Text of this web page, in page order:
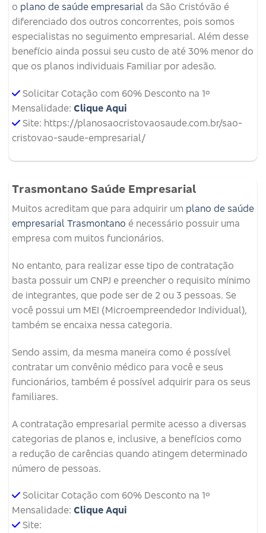
o plano de saúde empresarial da São Cristóvão é
diferenciado dos outros concorrentes, pois somos
especialistas no seguimento empresarial. Além desse
benefício ainda possui seu custo de até 30% menor do
que os planos individuais Familiar por adesão.
Solicitar Cotação com 60% Desconto na 1º
Mensalidade: Clique Aqui
Site: https://planosaocristovaosaude.com.br/sao-
cristovao-saude-empresarial/
Trasmontano Saúde Empresarial
Muitos acreditam que para adquirir um plano de saúde
empresarial Trasmontano é necessário possuir uma
empresa com muitos funcionários.
No entanto, para realizar esse tipo de contratação
basta possuir um CNPJ e preencher o requisito mínimo
de integrantes, que pode ser de 2 ou 3 pessoas. Se
você possui um MEI (Microempreendedor Individual),
também se encaixa nessa categoria.
Sendo assim, da mesma maneira como é possível
contratar um convênio médico para você e seus
funcionários, também é possível adquirir para os seus
familiares.
A contratação empresarial permite acesso a diversas
categorias de planos e, inclusive, a benefícios como
a redução de carências quando atingem determinado
número de pessoas.
Solicitar Cotação com 60% Desconto na 1º
Mensalidade: Clique Aqui
Site: